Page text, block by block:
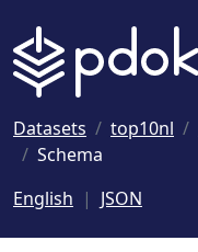
Datasets top10nl
Schema
English
JSON